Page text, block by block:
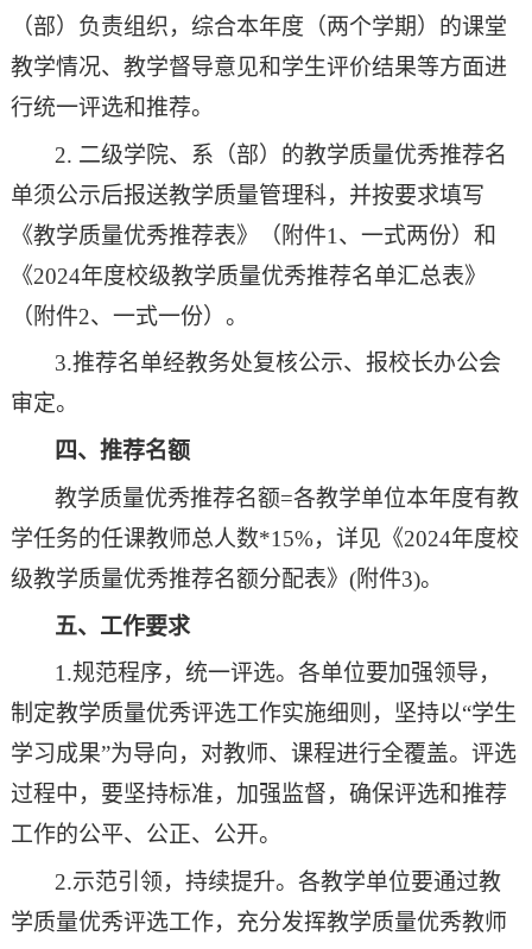
（部）负责组织，综合本年度 （两个学期）的课堂
教学情况、教学督导意见和学生评价结果等方面进
行统一评选和推荐。
2. 二级学院、系（部）的教学质量优秀推荐名
单须公示后报送教学质量管理科，并按要求填写
《教学质量优秀推荐表》（附件1、 一式两份）和
《2024年度校级教学质量优秀推荐名单汇总表》
（附件2、 一式一份）。
3.推荐名单经教务处复核公示、报校长办公会
审定。
四、推荐名额
教学质量优秀推荐名额=各教学单位本年度有教
学任务的任课教师总人数*15%，详见《2024年度校
级教学质量优秀推荐名额分配表》 (附件3)。
五、工作要求
1.规范程序， 统一评选。各单位要加强领导，
制定教学质量优秀评选工作实施细则， 坚持以“学生
学习成果”为导向， 对教师、 课程进行全覆盖。 评选
过程中， 要坚持标准， 加强监督，确保评选和推荐
工作的公平、公正、公开。
2.示范引领， 持续提升。各教学单位要通过教
学质量优秀评选工作， 充分发挥教学质量优秀教师